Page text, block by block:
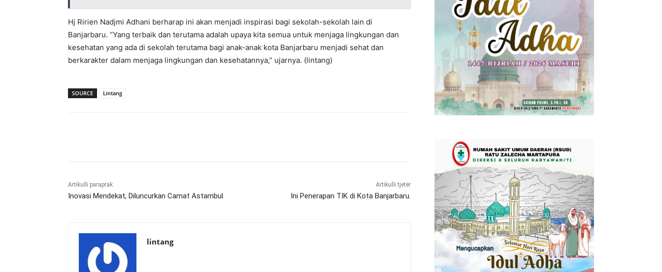
Hj Ririen Nadjmi Adhani berharap ini akan menjadi inspirasi bagi sekolah-sekolah lain di
Banjarbaru. “Yang terbaik dan terutama adalah upaya kita semua untuk menjaga lingkungan dan
kesehatan yang ada di sekolah terutama bagi anak-anak kota Banjarbaru menjadi sehat dan
berkarakter dalam menjaga lingkungan dan kesehatannya,” ujarnya. (lintang)
SOURCE Lintang
Artikulli paraprak
Inovasi Mendekat, Diluncurkan Camat Astambul.
Artikulli tjetër
Ini Penerapan TIK di Kota Banjarbaru.
lintang